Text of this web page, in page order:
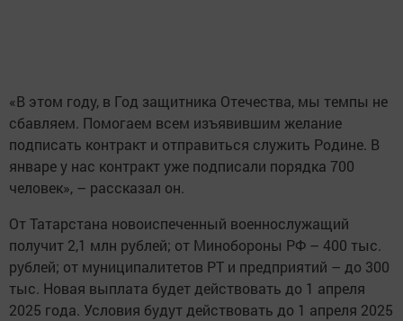
«В этом году, в Год защитника Отечества, мы темпы не
сбавляем. Помогаем всем изъявившим желание
подписать контракт и отправиться служить Родине. В
январе у нас контракт уже подписали порядка 700
человек», – рассказал он.
От Татарстана новоиспеченный военнослужащий
получит 2,1 млн рублей; от Минобороны РФ – 400 тыс.
рублей; от муниципалитетов РТ и предприятий – до 300
тыс. Новая выплата будет действовать до 1 апреля
2025 года. Условия будут действовать до 1 апреля 2025